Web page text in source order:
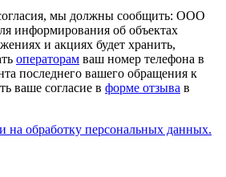
мы должны сообщить: ООО
информирования об объектах
и акциях будет хранить,
операторам ваш номер телефона в
последнего вашего обращения к
ваше согласие в форме отзыва в
на обработку персональных данных.